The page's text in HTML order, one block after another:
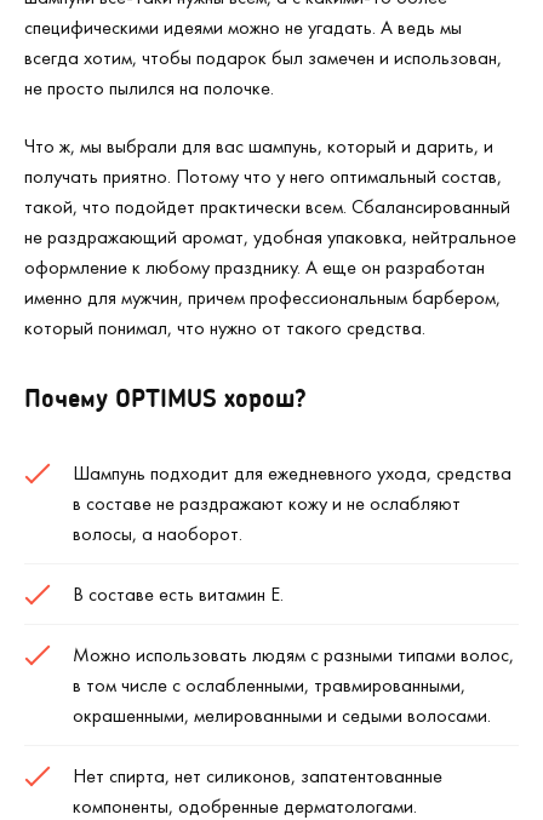
специфическими идеями можно не угадать. А ведь мы
всегда хотим, чтобы подарок был замечен и использован,
не просто пылился на полочке.
Что ж, мы выбрали для вас шампунь, который и дарить, и
получать приятно. Потому что у него оптимальный состав,
такой, что подойдет практически всем. Сбалансированный
не раздражающий аромат, удобная упаковка, нейтральное
оформление к любому празднику. А еще он разработан
именно для мужчин, причем профессиональным барбером,
который понимал, что нужно от такого средства.
Почему OPTIMUS хорош?
Шампунь подходит для ежедневного ухода, средства
в составе не раздражают кожу и не ослабляют
волосы, а наоборот.
В составе есть витамин Е.
Можно использовать людям с разными типами волос,
в том числе с ослабленными, травмированными,
окрашенными, мелированными и седыми волосами.
Нет спирта, нет силиконов, запатентованные
компоненты, одобренные дерматологами.